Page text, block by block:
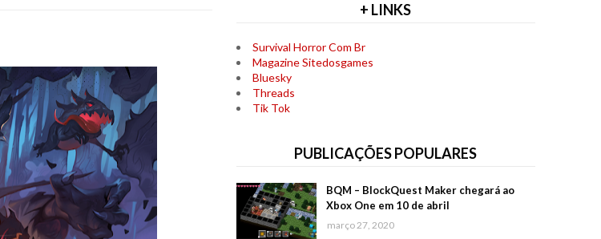
+ LINKS
Survival Horror Com Br
Magazine Sitedosgames
Bluesky
Threads
Tik Tok
PUBLICAÇÕES POPULARES
BQM – BlockQuest Maker chegará ao
Xbox One em 10 de abril
março 27, 2020